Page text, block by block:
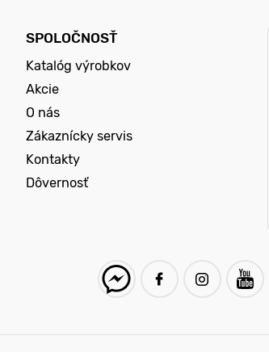
SPOLOČNOSŤ
Katalóg výrobkov
Akcie
O nás
Zákaznícky servis
Kontakty
Dôvernosť